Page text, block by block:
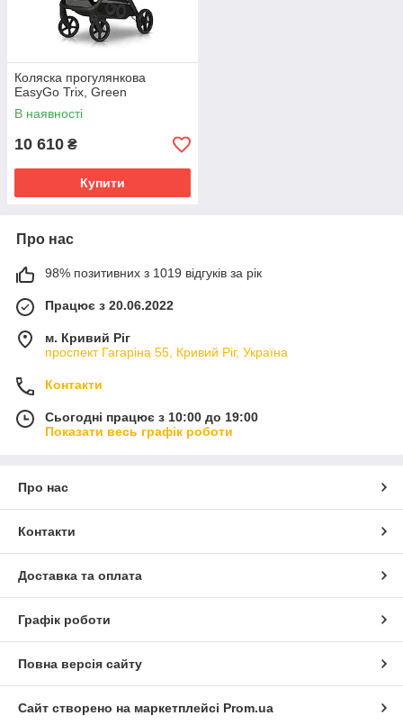
Коляска прогулянкова
EasyGo Trix, Green
В наявності
10 610 ₴
Купити
Про нас
98% позитивних з 1019 відгуків за рік
Працює з 20.06.2022
м. Кривий Ріг
проспект Гагаріна 55, Кривий Ріг, Україна
Контакти
Сьогодні працює з 10:00 до 19:00
Показати весь графік роботи
Про нас
Контакти
Доставка та оплата
Графік роботи
Повна версія сайту
Сайт створено на маркетплейсі Prom.ua